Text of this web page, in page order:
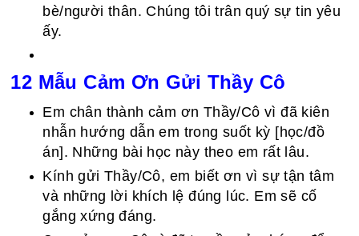
bè/người thân. Chúng tôi trân quý sự tin yêu
ấy.
12 Mẫu Cảm Ơn Gửi Thầy Cô
Em chân thành cảm ơn Thầy/Cô vì đã kiên
nhẫn hướng dẫn em trong suốt kỳ [học/đồ
án]. Những bài học này theo em rất lâu.
Kính gửi Thầy/Cô, em biết ơn vì sự tận tâm
và những lời khích lệ đúng lúc. Em sẽ cố
gắng xứng đáng.